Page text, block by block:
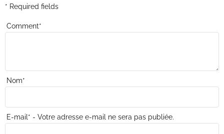
* Required fields
Comment*
Nom*
E-mail * - Votre adresse e-mail ne sera pas publiée.